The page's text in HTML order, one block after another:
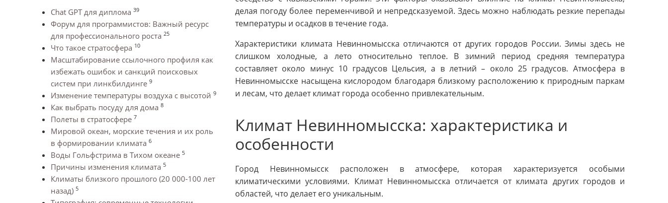
Chat GPT для диплома 39
Форум для программистов: Важный ресурс
для профессионального роста 25
Что такое стратосфера 10
Масштабирование ссылочного профиля как
избежать ошибок и санкций поисковых
систем при линкбилдинге 9
Изменение температуры воздуха с высотой 9
Как выбрать посуду для дома 8
Полеты в стратосфере 7
Мировой океан, морские течения и их роль
в формировании климата 6
Воды Гольфстрима в Тихом океане 5
Причины изменения климата 5
Климаты близкого прошлого (20 000-100 лет
назад) 5
делая погоду более переменчивой и непредсказуемой. Здесь можно наблюдать резкие перепады
температуры и осадков в течение года.
Характеристики климата Невинномысска отличаются от других городов России. Зимы здесь не
слишком холодные, а лето относительно теплое. В зимний период средняя температура
составляет около минус 10 градусов Цельсия, а в летний – около 25 градусов. Атмосфера в
Невинномысске насыщена кислородом благодаря близкому расположению к природным паркам
и лесам, что делает климат города особенно привлекательным.
Климат Невинномысска: характеристика и
особенности
Город Невинномысск расположен в атмосфере, которая характеризуется особыми
климатическими условиями. Климат Невинномысска отличается от климата других городов и
областей, что делает его уникальным.